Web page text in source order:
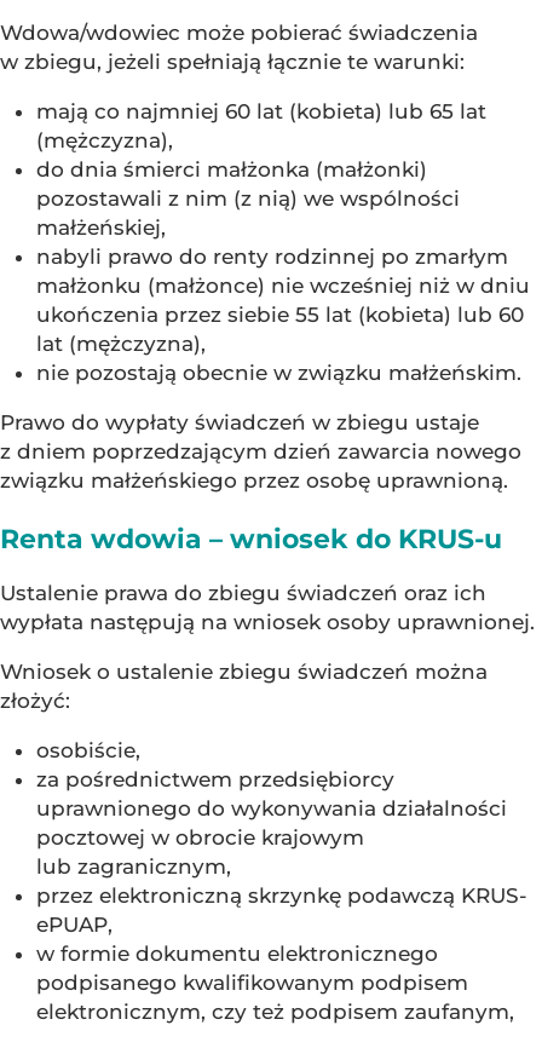
Wdowa/wdowiec może pobierać świadczenia
w zbiegu, jeżeli spełniają łącznie te warunki:
mają co najmniej 60 lat (kobieta) lub 65 lat
(mężczyzna),
do dnia śmierci małżonka (małżonki)
pozostawali z nim (z nią) we wspólności
małżeńskiej,
nabyli prawo do renty rodzinnej po zmarłym
małżonku (małżonce) nie wcześniej niż w dniu
ukończenia przez siebie 55 lat (kobieta) lub 60
lat (mężczyzna),
nie pozostają obecnie w związku małżeńskim.
Prawo do wypłaty świadczeń w zbiegu ustaje
z dniem poprzedzającym dzień zawarcia nowego
związku małżeńskiego przez osobę uprawnioną.
Renta wdowia – wniosek do KRUS-u
Ustalenie prawa do zbiegu świadczeń oraz ich
wypłata następują na wniosek osoby uprawnionej.
Wniosek o ustalenie zbiegu świadczeń można
złożyć:
osobiście,
za pośrednictwem przedsiębiorcy
uprawnionego do wykonywania działalności
pocztowej w obrocie krajowym
lub zagranicznym,
przez elektroniczną skrzynkę podawczą KRUS-
ePUAP,
w formie dokumentu elektronicznego
podpisanego kwalifikowanym podpisem
elektronicznym, czy też podpisem zaufanym,